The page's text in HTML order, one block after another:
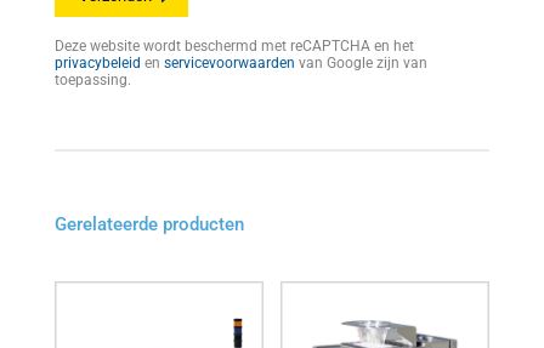
Deze website wordt beschermd met reCAPTCHA en het
privacybeleid en servicevoorwaarden van Google zijn van
toepassing.
Gerelateerde producten